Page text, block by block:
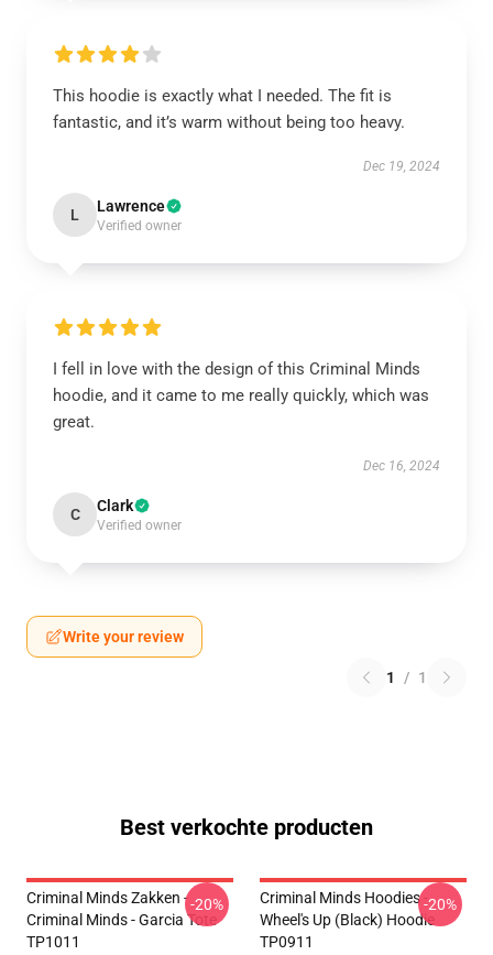
This hoodie is exactly what I needed. The fit is
fantastic, and it’s warm without being too heavy.
Dec 19, 2024
L Lawrence
Verified owner
I fell in love with the design of this Criminal Minds
hoodie, and it came to me really quickly, which was
great.
Dec 16, 2024
C Clark
Verified owner
Write your review
1 / 1
Best verkochte producten
Criminal Minds Zakken -
Criminal Minds - Garcia Tote
TP1011
-20%
Criminal Minds Hoodies -
Wheel's Up (Black) Hoodie
TP0911
-20%